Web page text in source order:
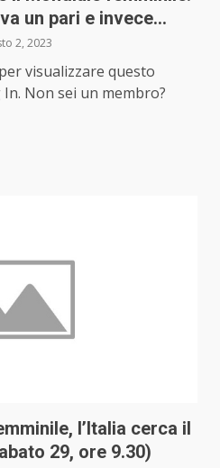
un pari e invece…
2, 2023
visualizzare questo
Non sei un membro?
l’Italia cerca il
29, ore 9.30)